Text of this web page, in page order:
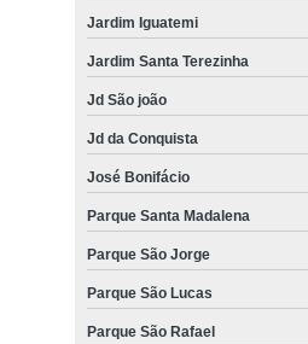
Jardim Iguatemi
Jardim Santa Terezinha
Jd São joão
Jd da Conquista
José Bonifácio
Parque Santa Madalena
Parque São Jorge
Parque São Lucas
Parque São Rafael